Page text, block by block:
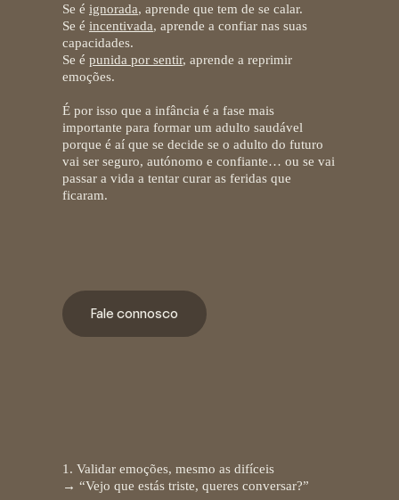
Se é ignorada, aprende que tem de se calar.
Se é incentivada, aprende a confiar nas suas
capacidades.
Se é punida por sentir, aprende a reprimir
emoções.
É por isso que a infância é a fase mais
importante para formar um adulto saudável
porque é aí que se decide se o adulto do futuro
vai ser seguro, autónomo e confiante… ou se vai
passar a vida a tentar curar as feridas que
ficaram.
Fale connosco
1. Validar emoções, mesmo as difíceis
→ “Vejo que estás triste, queres conversar?”